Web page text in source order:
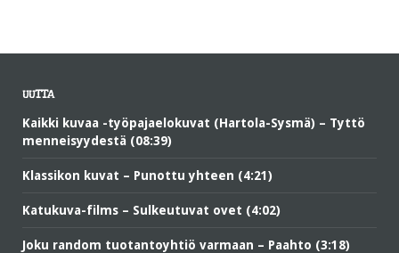
UUTTA
Kaikki kuvaa -työpajaelokuvat (Hartola-Sysmä) – Tyttö
menneisyydestä (08:39)
Klassikon kuvat – Punottu yhteen (4:21)
Katukuva-films – Sulkeutuvat ovet (4:02)
Joku random tuotantoyhtiö varmaan – Paahto (3:18)